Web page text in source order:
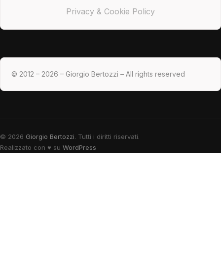
Privacy & Cookie Policy
© 2012 – 2026 – Giorgio Bertozzi – All rights reserved
© 2026 Giorgio Bertozzi. Tutti i diritti riservati.
Realizzato con ♥ su WordPress